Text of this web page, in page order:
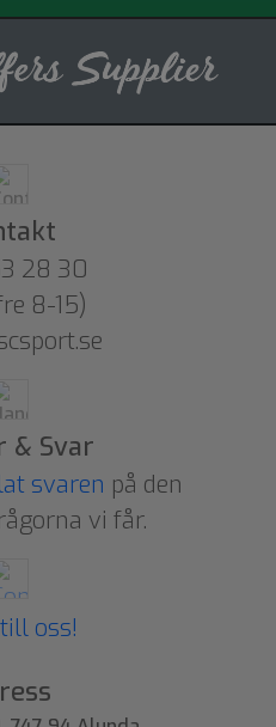
28 30
8-15)
& Svar
svaren på den
vi får.
oss!